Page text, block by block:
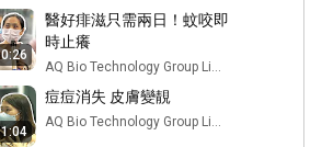
0:26
醫好痱滋只需兩日！蚊咬即
時止癢
AQ Bio Technology Group Limited
1:04
痘痘消失 皮膚變靚
AQ Bio Technology Group Limited